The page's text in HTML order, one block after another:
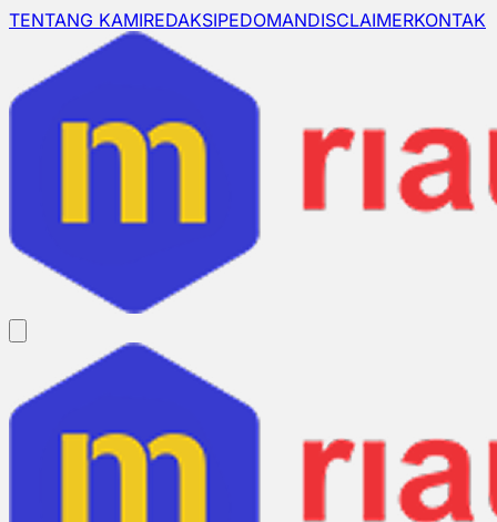
TENTANG KAMIREDAKSIPEDOMANDISCLAIMERKONTAK